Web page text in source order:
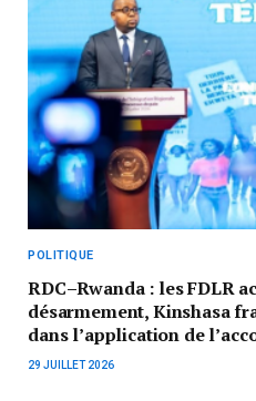
POLITIQUE
RDC–Rwanda : les FDLR
désarmement, Kinshasa
dans l’application de
29 JUILLET 2026